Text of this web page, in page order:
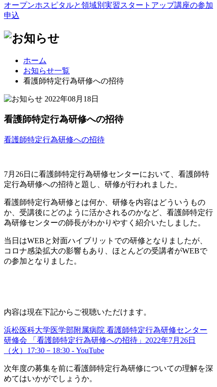
オープンホスピタルと領域別実習スタートアップ講座の参加
申込
ホーム
お知らせ一覧
看護師特定行為研修への招待
2022年08月18日
看護師特定行為研修への招待
看護師特定行為研修への招待
7月26日に看護師特定行為研修センターにおいて、看護師特
定行為研修への招待と題し、研修が行われました。
看護師特定行為研修とは何か、研修を内容はどういうもの
か、受講後にどのように活かされるのかなど、看護師特定行
為研修センターの師長がわかりやすく紹介いたしました。
当日はWEBと対面ハイブリットでの研修となりましたが、
コロナ感染拡大の影響もあり、ほとんどの受講者がWEBで
の参加となりました。
内容は現在下記からご視聴いただけます。
浜松医科大学医学部附属病院 看護師特定行為研修センター
研修会 「看護師特定行為研修への招待」2022年7月26日
（火）17:30－18:30 - YouTube
次年度の募集を前に看護師特定行為研修についての理解を深
めてはいかがでしょうか。